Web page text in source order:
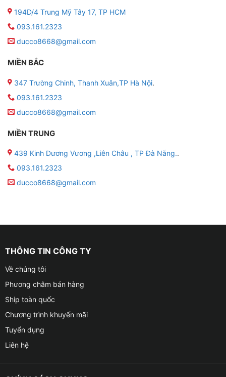
194D/4 Trung Mỹ Tây 17, TP HCM
093.161.2323
ducco8668@gmail.com
MIỀN BẮC
347 Trường Chinh, Thanh Xuân,TP Hà Nội.
093.161.2323
ducco8668@gmail.com
MIỀN TRUNG
439 Kinh Dương Vương ,Liên Châu , TP Đà Nẵng..
093.161.2323
ducco8668@gmail.com
THÔNG TIN CÔNG TY
Về chúng tôi
Phương châm bán hàng
Ship toàn quốc
Chương trình khuyến mãi
Tuyển dụng
Liên hệ